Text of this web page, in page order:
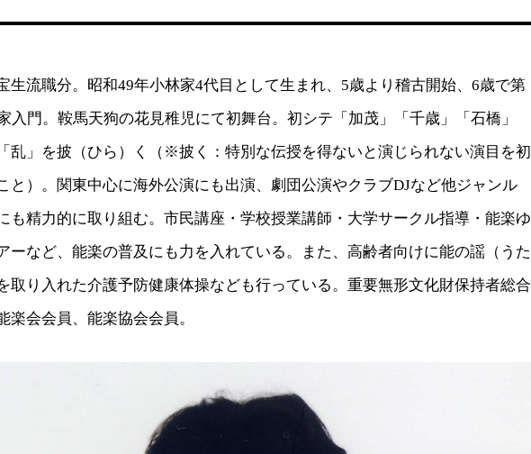
生流職分。昭和49年小林家4代目として生まれ、5歳より稽古開始、6歳で第
入門。鞍馬天狗の花見稚児にて初舞台。初シテ「加茂」「千歳」「石橋」
乱」を披（ひら）く（※披く：特別な伝授を得ないと演じられない演目を初
と）。関東中心に海外公演にも出演、劇団公演やクラブDJなど他ジャンル
も精力的に取り組む。市民講座・学校授業講師・大学サークル指導・能楽ゆ
ーなど、能楽の普及にも力を入れている。また、高齢者向けに能の謡（うた
取り入れた介護予防健康体操なども行っている。重要無形文化財保持者総合
楽会会員、能楽協会会員。